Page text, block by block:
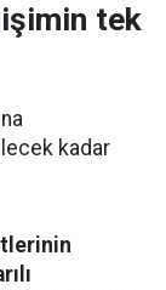
tek
kadar